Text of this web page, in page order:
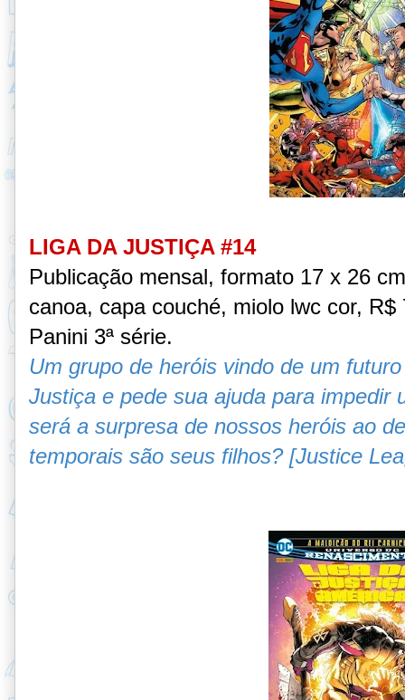
LIGA DA JUSTIÇA #14
Publicação mensal, formato 17 x 26
canoa, capa couché, miolo lwc cor,
Panini 3ª série.
Um grupo de heróis vindo de um
Justiça e pede sua ajuda para impedir
será a surpresa de nossos heróis ao
temporais são seus filhos? [Justice